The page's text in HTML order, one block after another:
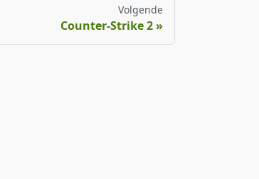
Volgende
Counter-Strike 2